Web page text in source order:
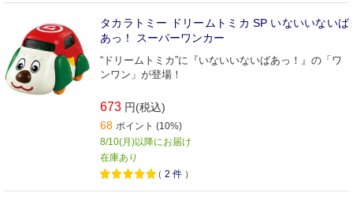
タカラトミー ドリームトミカ SP いないいないば
あっ！ スーパーワンカー
“ドリームトミカ”に『いないいないばあっ！』の「ワ
ンワン」が登場！
673 円(税込)
68 ポイント (10%)
8/10(月)以降にお届け
在庫あり
（ 2 件 ）